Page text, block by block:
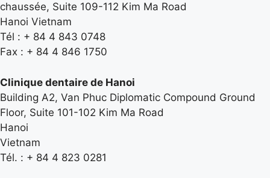
chaussée, Suite 109-112 Kim Ma Road
Hanoi Vietnam
Tél : + 84 4 843 0748
Fax : + 84 4 846 1750
Clinique dentaire de Hanoi
Building A2, Van Phuc Diplomatic Compound Ground
Floor, Suite 101-102 Kim Ma Road
Hanoi
Vietnam
Tél. : + 84 4 823 0281